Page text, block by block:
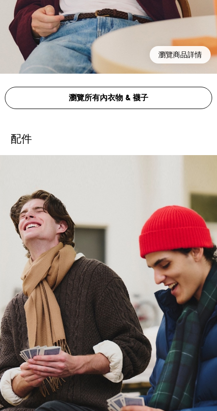
瀏覽商品詳情
瀏覽所有內衣物 & 襪子
配件